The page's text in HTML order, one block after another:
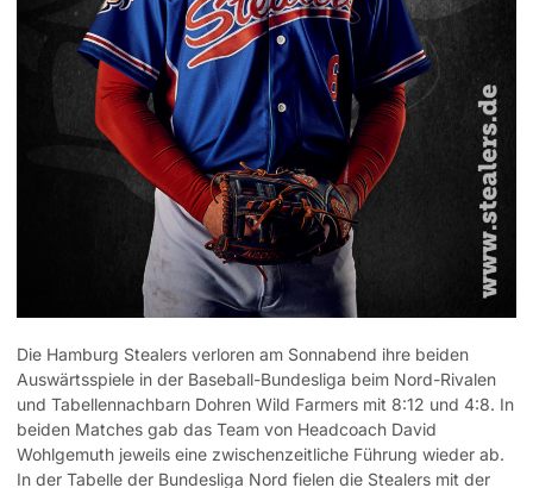
Die Hamburg Stealers verloren am Sonnabend ihre beiden
Auswärtsspiele in der Baseball-Bundesliga beim Nord-Rivalen
und Tabellennachbarn Dohren Wild Farmers mit 8:12 und 4:8. In
beiden Matches gab das Team von Headcoach David
Wohlgemuth jeweils eine zwischenzeitliche Führung wieder ab.
In der Tabelle der Bundesliga Nord fielen die Stealers mit der